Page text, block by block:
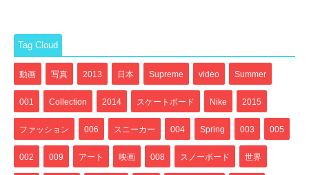
Tag Cloud
動画 写真 2013 日本 Supreme video Summer
001 Collection 2014 スケートボード Nike 2015
ファッション 006 スニーカー 004 Spring 003 005
002 009 アート 映画 008 スノーボード 世界